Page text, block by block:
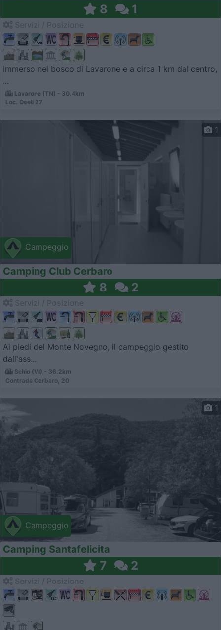
8 1
Immerso nel bosco di Lavarone e a circa 1 km dal centro,
...
Lavarone (TN) - 30.4km
Loc. Oseli 27
Campeggio
1
Camping Club Cerbaro
8 2
Ai piedi del Monte Novegno, il campeggio gestito
dall'ass...
Schio (VI) - 36.2km
Contrada Cerbaro, 20
Campeggio
1
Camping Santafelicita
7 2